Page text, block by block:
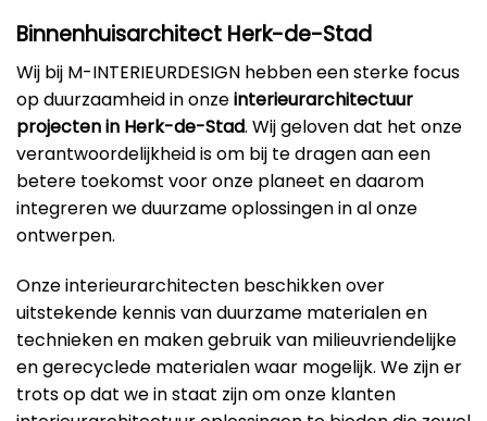
Binnenhuisarchitect Herk-de-Stad
Wij bij M-INTERIEURDESIGN hebben een sterke focus
op duurzaamheid in onzeinterieurarchitectuur
projecten in Herk-de-Stad. Wij geloven dat het onze
verantwoordelijkheid is om bij te dragen aan een
betere toekomst voor onze planeet en daarom
integreren we duurzame oplossingen in al onze
ontwerpen.
Onze interieurarchitecten beschikken over
uitstekende kennis van duurzame materialen en
technieken en maken gebruik van milieuvriendelijke
en gerecyclede materialen waar mogelijk. We zijn er
trots op dat we in staat zijn om onze klanten